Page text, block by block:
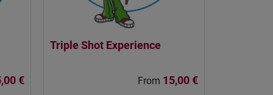
€
Triple Shot Experience
From 15,00 €